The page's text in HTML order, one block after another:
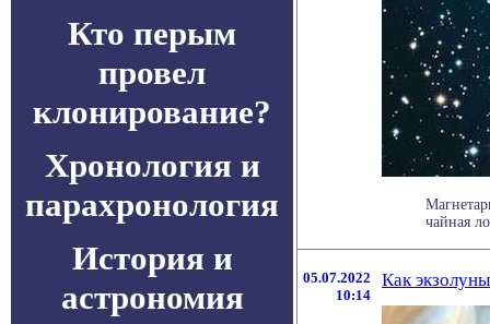
Кто перым
провел
клонирование?
Хронология и
парахронология
История и
астрономия
чайная
05.07.2022
10:14
Как